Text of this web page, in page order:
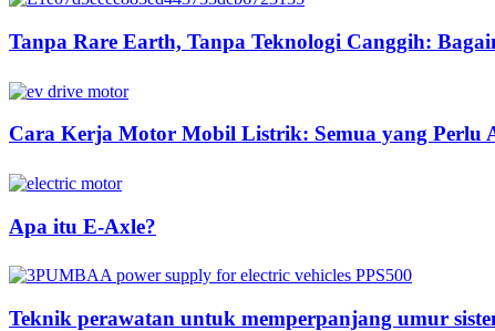
Tanpa Rare Earth, Tanpa Teknologi Canggih:
Cara Kerja Motor Mobil Listrik: Semua yang Perlu
Apa itu E-Axle?
Teknik perawatan untuk memperpanjang umur